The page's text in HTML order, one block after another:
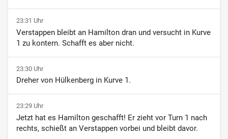
23:31 Uhr
Verstappen bleibt an Hamilton dran und versucht in Kurve
1 zu kontern. Schafft es aber nicht.
23:30 Uhr
Dreher von Hülkenberg in Kurve 1.
23:29 Uhr
Jetzt hat es Hamilton geschafft! Er zieht vor Turn 1 nach
rechts, schießt an Verstappen vorbei und bleibt davor.